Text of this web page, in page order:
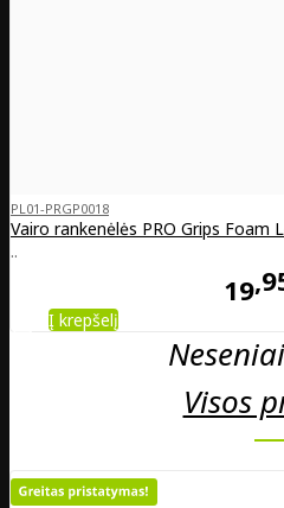
PL01-PRGP0018
Vairo rankenėlės PRO Grips Foam
..
19
Į krepšelį
Visos